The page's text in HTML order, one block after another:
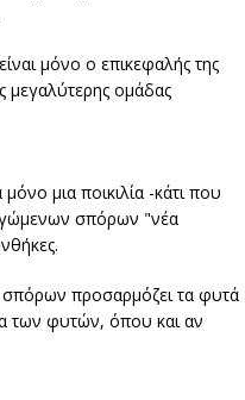
μόνο ο επικεφαλής της
μεγαλύτερης ομάδας
μια ποικιλία -κάτι που
σπόρων "νέα
προσαρμόζει τα φυτά
των φυτών, όπου και αν